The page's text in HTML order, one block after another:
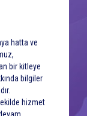
hatta ve
bir kitleye
bilgiler
hizmet